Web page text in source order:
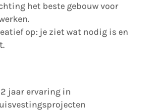
het beste gebouw voor
op: je ziet wat nodig is en
jaar ervaring in